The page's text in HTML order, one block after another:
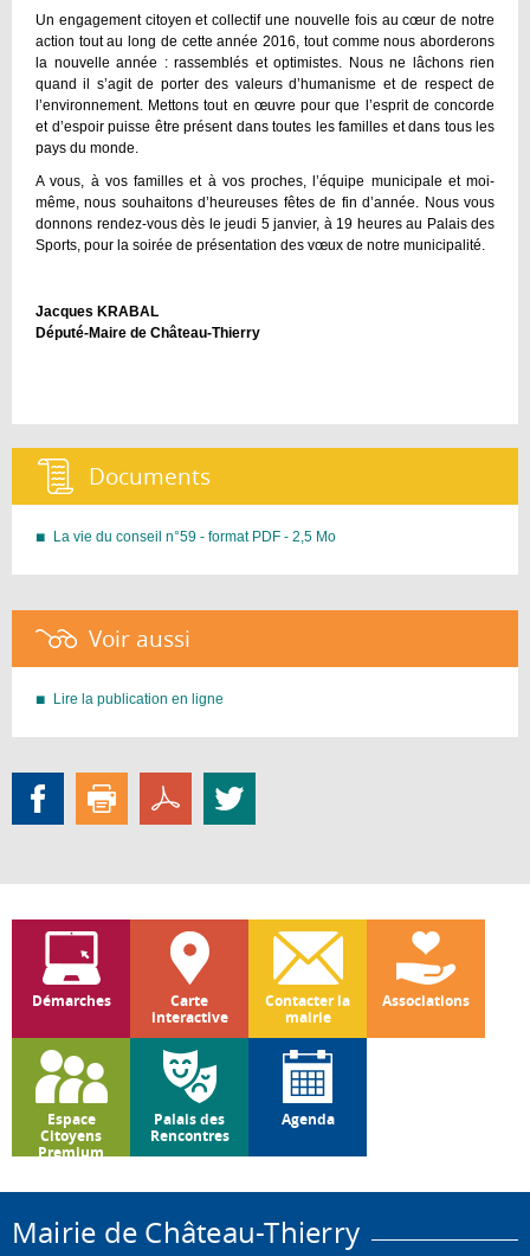
Un engagement citoyen et collectif une nouvelle fois au cœur de notre
action tout au long de cette année 2016, tout comme nous aborderons
la nouvelle année : rassemblés et optimistes. Nous ne lâchons rien
quand il s’agit de porter des valeurs d’humanisme et de respect de
l’environnement. Mettons tout en œuvre pour que l’esprit de concorde
et d’espoir puisse être présent dans toutes les familles et dans tous les
pays du monde.
A vous, à vos familles et à vos proches, l’équipe municipale et moi-
même, nous souhaitons d’heureuses fêtes de fin d’année. Nous vous
donnons rendez-vous dès le jeudi 5 janvier, à 19 heures au Palais des
Sports, pour la soirée de présentation des vœux de notre municipalité.
Jacques KRABAL
Député-Maire de Château-Thierry
Documents :
La vie du conseil n°59 - format PDF - 2,5 Mo
Voir aussi :
Lire la publication en ligne
Démarches
Carte
interactive
Contacter la
mairie
Associations
Espace
Citoyens
Premium
Palais des
Rencontres
Agenda
Mairie de Château-Thierry